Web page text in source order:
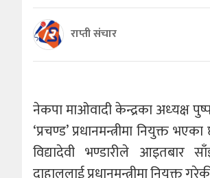
राप्ती संचार
नेकपा माओवादी केन्द्रका अध्‍यक्ष
‘प्रचण्ड’ प्रधानमन्त्रीमा नियुक्त भएका
विद्यादेवी भण्डारीले आइतबार